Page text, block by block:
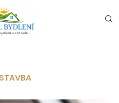
STAVBA